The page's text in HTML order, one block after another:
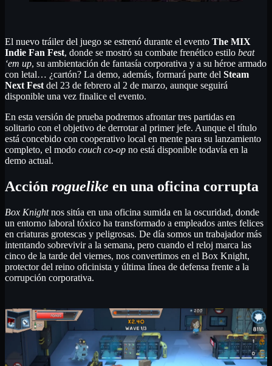
El nuevo tráiler del juego se estrenó durante el evento The MIX
Indie Fan Fest, donde se mostró su combate frenético estilo beat
‘em up, su ambientación de fantasía corporativa y a su héroe armado
con letal… ¿cartón? La demo, además, formará parte del Steam
Next Fest del 23 de febrero al 2 de marzo, aunque seguirá
disponible una vez finalice el evento.
En esta versión de prueba podremos afrontar tres partidas en
solitario con el objetivo de derrotar al primer jefe. Aunque el título
está concebido con cooperativo local en mente para su lanzamiento
completo, el modo couch co-op no está disponible todavía en la
demo actual.
Acción roguelike en una oficina corrupta
Box Knightnos sitúa en una oficina sumida en la oscuridad, donde
un entorno laboral tóxico ha transformado a empleados antes felices
en criaturas grotescas y peligrosas. De día somos un trabajador más
intentando sobrevivir a la semana, pero cuando el reloj marca las
cinco de la tarde del viernes, nos convertimos en el Box Knight,
protector del reino oficinista y última línea de defensa frente a la
corrupción corporativa.